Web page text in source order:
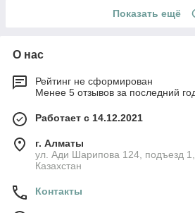
Показать ещё
О нас
Рейтинг не сформирован
Менее 5 отзывов за последний
Работает с 14.12.2021
г. Алматы
ул. Ади Шарипова 124, подъезд
Казахстан
Контакты